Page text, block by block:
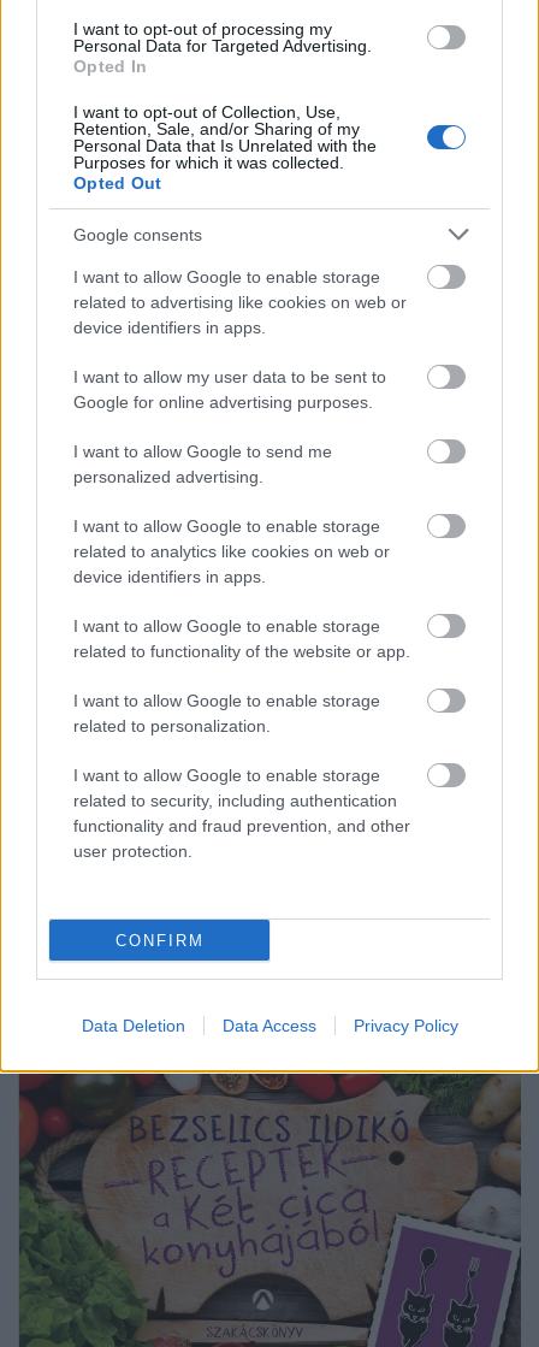
I want to opt-out of processing my
Personal Data for Targeted Advertising.
Opted In
I want to opt-out of Collection, Use,
Retention, Sale, and/or Sharing of my
Personal Data that Is Unrelated with the
Purposes for which it was collected.
Opted Out
Google consents
I want to allow Google to enable storage
related to advertising like cookies on web or
device identifiers in apps.
I want to allow my user data to be sent to
Google for online advertising purposes.
I want to allow Google to send me
personalized advertising.
I want to allow Google to enable storage
related to analytics like cookies on web or
device identifiers in apps.
I want to allow Google to enable storage
related to functionality of the website or app.
I want to allow Google to enable storage
related to personalization.
I want to allow Google to enable storage
related to security, including authentication
functionality and fraud prevention, and other
user protection.
CONFIRM
Data Deletion Data Access Privacy Policy
Szöveg és recept:Bezselics-Békési Ildikó
A RECEPTET ELSŐ SZAKÁCSKÖNYVEM 148.
MEGRENDELHETŐITT.